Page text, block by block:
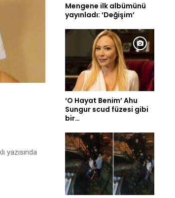
yazısında
Mengene ilk albümünü
yayınladı: ‘Değişim’
‘O Hayat Benim’ Ahu
Sungur scud füzesi gibi
bir…